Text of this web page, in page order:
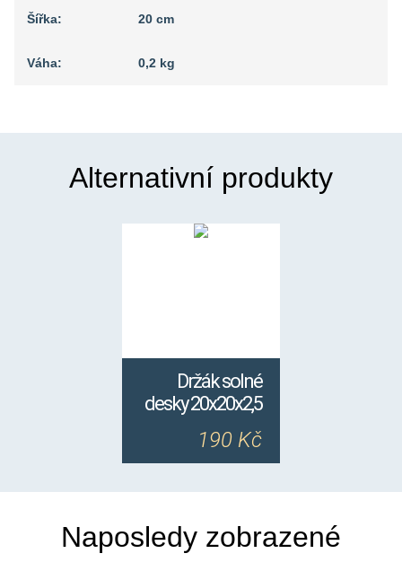
Šířka: 20 cm
Váha: 0,2 kg
Alternativní produkty
Držák solné
desky 20x20x2,5
190 Kč
Naposledy zobrazené